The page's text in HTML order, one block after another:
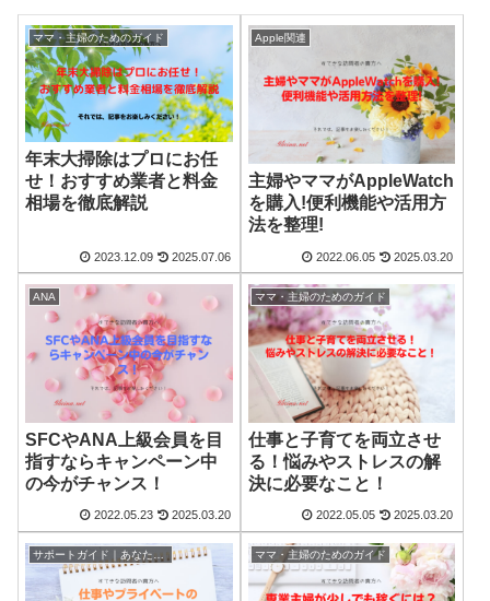
ママ・主婦のためのガイド
年末大掃除はプロにお任
せ！おすすめ業者と料金
相場を徹底解説
2023.12.09 2025.07.06
Apple関連
主婦やママがAppleWatch
を購入!便利機能や活用方
法を整理!
2022.06.05 2025.03.20
ANA
SFCやANA上級会員を目
指すならキャンペーン中
の今がチャンス！
2022.05.23 2025.03.20
ママ・主婦のためのガイド
仕事と子育てを両立させ
る！悩みやストレスの解
決に必要なこと！
2022.05.05 2025.03.20
サポートガイド｜あなたの困ったを解決 ママ・主婦のためのガイド